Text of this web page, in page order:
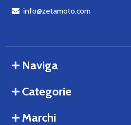
info@zetamoto.com
Naviga
Categorie
Marchi